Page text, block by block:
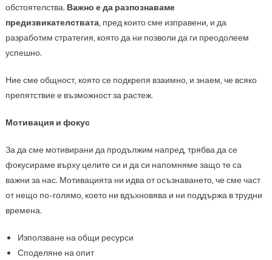
обстоятелства. Важно е да разпознаваме
предизвикателствата, пред които сме изправени, и да
разработим стратегия, която да ни позволи да ги преодолеем
успешно.
Ние сме общност, която се подкрепя взаимно, и знаем, че всяко
препятствие е възможност за растеж.
Мотивация и фокус
За да сме мотивирани да продължим напред, трябва да се
фокусираме върху целите си и да си напомняме защо те са
важни за нас. Мотивацията ни идва от осъзнаването, че сме част
от нещо по-голямо, което ни вдъхновява и ни поддържа в трудни
времена.
Използване на общи ресурси
Споделяне на опит